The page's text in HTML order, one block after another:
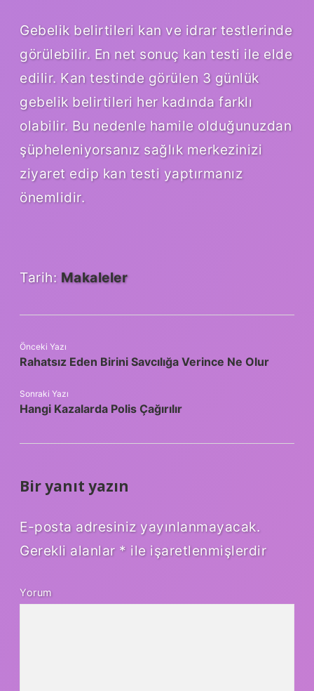
Gebelik belirtileri kan ve idrar testlerinde
görülebilir. En net sonuç kan testi ile elde
edilir. Kan testinde görülen 3 günlük
gebelik belirtileri her kadında farklı
olabilir. Bu nedenle hamile olduğunuzdan
şüpheleniyorsanız sağlık merkezinizi
ziyaret edip kan testi yaptırmanız
önemlidir.
Tarih: Makaleler
Önceki Yazı
Rahatsız Eden Birini Savcılığa Verince Ne Olur
Sonraki Yazı
Hangi Kazalarda Polis Çağırılır
Bir yanıt yazın
E-posta adresiniz yayınlanmayacak.
Gerekli alanlar * ile işaretlenmişlerdir
Yorum